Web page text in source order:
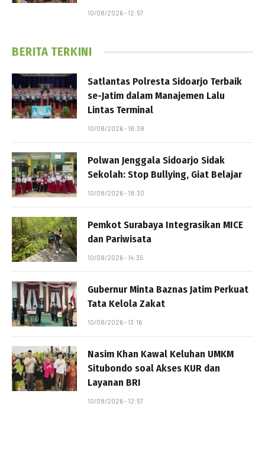
10/08/2026 - 12:57
BERITA TERKINI
Satlantas Polresta Sidoarjo Terbaik
se-Jatim dalam Manajemen Lalu
Lintas Terminal
10/08/2026 - 18:38
Polwan Jenggala Sidoarjo Sidak
Sekolah: Stop Bullying, Giat Belajar
10/08/2026 - 18:30
Pemkot Surabaya Integrasikan MICE
dan Pariwisata
10/08/2026 - 14:35
Gubernur Minta Baznas Jatim Perkuat
Tata Kelola Zakat
10/08/2026 - 13:16
Nasim Khan Kawal Keluhan UMKM
Situbondo soal Akses KUR dan
Layanan BRI
10/08/2026 - 12:57